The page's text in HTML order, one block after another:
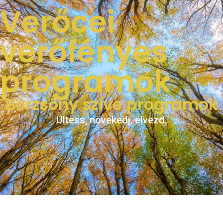
Verőcei
verőfényes
programok
Börzsöny szíve programok
Ültess, növekedj, élvezd.